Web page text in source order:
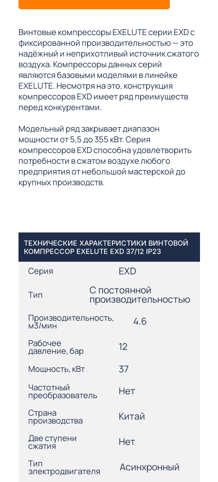
Винтовые компрессоры EXELUTE серии EXD с
фиксированной производительностью — это
надёжный и неприхотливый источник сжатого
воздуха. Компрессоры данных серий
являются базовыми моделями в линейке
EXELUTE. Несмотря на это, конструкция
компрессоров EXD имеет ряд преимуществ
перед конкурентами.
Модельный ряд закрывает диапазон
мощности от 5,5 до 355 кВт. Серия
компрессоров EXD способна удовлетворить
потребности в сжатом воздухе любого
предприятия от небольшой мастерской до
крупных производств.
ТЕХНИЧЕСКИЕ ХАРАКТЕРИСТИКИ ВИНТОВОЙ
КОМПРЕССОР EXELUTE EXD 37/12 IP23
Серия EXD
Тип С постоянной
производительностью
Производительность,
м3/мин 4.6
Рабочее
давление, бар 12
Мощность, кВт 37
Частотный
преобразователь Нет
Страна
производства Китай
Две ступени
сжатия Нет
Тип
электродвигателя Асинхронный